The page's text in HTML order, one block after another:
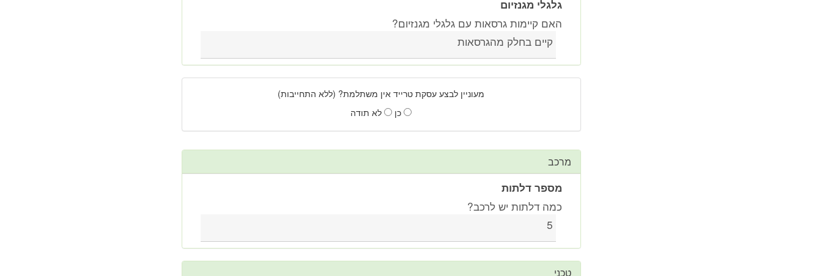
גלגלי מגנזיום
האם קיימות גרסאות עם גלגלי מגנזיום?
קיים בחלק מהגרסאות
מעוניין לבצע עסקת טרייד אין משתלמת? (ללא התחייבות)
כן
לא תודה
מרכב
מספר דלתות
כמה דלתות יש לרכב?
5
טכני